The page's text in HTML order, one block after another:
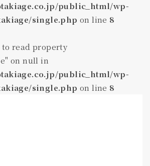
public_html/wp-
single.php on line 8
read property
on null in
public_html/wp-
single.php on line 8